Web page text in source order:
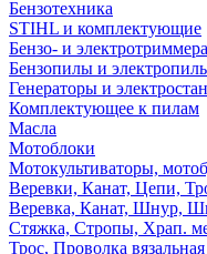
Бензотехника
STIHL и комплектующие
Бензо- и электротриммера
Бензопилы и
Генераторы и
Комплектующее к пилам
Масла
Мотоблоки
Мотокультиваторы,
Веревки, Канат, Цепи,
Веревка, Канат, Шнур,
Стяжка, Стропы, Храп.
Трос, Проволка вязальная